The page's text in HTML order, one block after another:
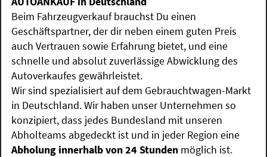
Beim Fahrzeugverkauf brauchst Du einen
Geschäftspartner, der dir neben einem guten Preis
auch Vertrauen sowie Erfahrung bietet, und eine
schnelle und absolut zuverlässige Abwicklung des
Autoverkaufes gewährleistet.
Wir sind spezialisiert auf dem Gebrauchtwagen-Markt
in Deutschland. Wir haben unser Unternehmen so
konzipiert, dass jedes Bundesland mit unseren
Abholteams abgedeckt ist und in jeder Region eine
Abholung innerhalb von 24 Stunden möglich ist.